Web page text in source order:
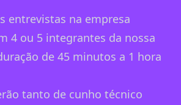
entrevistas na empresa
4 ou 5 integrantes da nossa
de 45 minutos a 1 hora
tanto de cunho técnico